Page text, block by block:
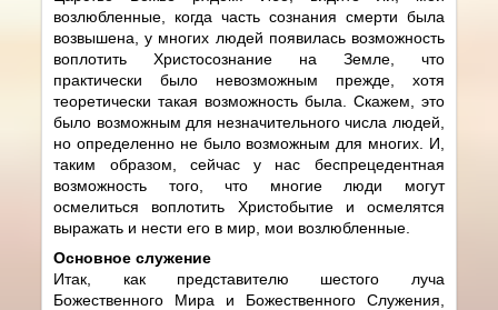
возлюбленные, когда часть сознания смерти была
возвышена, у многих людей появилась возможность
воплотить Христосознание на Земле, что
практически было невозможным прежде, хотя
теоретически такая возможность была. Скажем, это
было возможным для незначительного числа людей,
но определенно не было возможным для многих. И,
таким образом, сейчас у нас беспрецедентная
возможность того, что многие люди могут
осмелиться воплотить Христобытие и осмелятся
выражать и нести его в мир, мои возлюбленные.
Основное служение
Итак, как представителю шестого луча
Божественного Мира и Божественного Служения,